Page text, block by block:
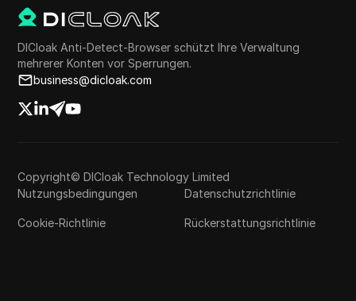
DICloak Anti-Detect-Browser schützt Ihre Verwaltung
mehrerer Konten vor Sperrungen.
business@dicloak.com
Copyright© DICloak Technology Limited
Nutzungsbedingungen
Datenschutzrichtlinie
Cookie-Richtlinie Rückerstattungsrichtlinie